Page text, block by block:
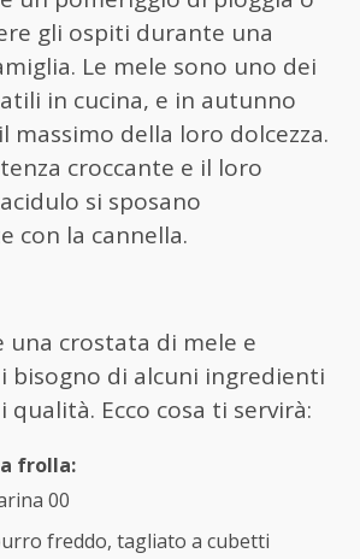
gli ospiti durante una
Le mele sono uno dei
in cucina, e in autunno
massimo della loro dolcezza.
croccante e il loro
si sposano
con la cannella.
una crostata di mele e
bisogno di alcuni ingredienti
qualità. Ecco cosa ti servirà:
frolla:
00
freddo, tagliato a cubetti